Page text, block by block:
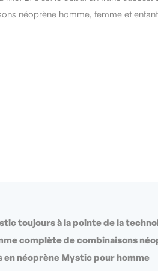
néoprène homme, femme et
toujours à la pointe de la
complète de combinaisons
en néoprène Mystic pour homme